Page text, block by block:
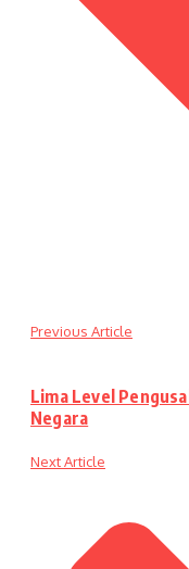
Previous Article
Lima Level
Negara
Next Article